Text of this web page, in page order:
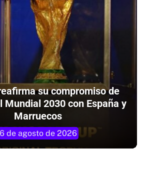
su compromiso de
Mundial 2030 con España y
Marruecos
6 de agosto de 2026